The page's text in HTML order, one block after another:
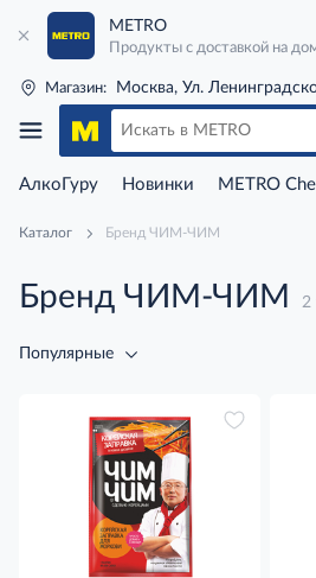
METRO
Продукты с доставкой на
Магазин: Москва, Ул.
АлкоГуру Новинки METRO
Каталог Бренд ЧИМ-ЧИМ
Бренд ЧИМ-ЧИМ 2
Популярные